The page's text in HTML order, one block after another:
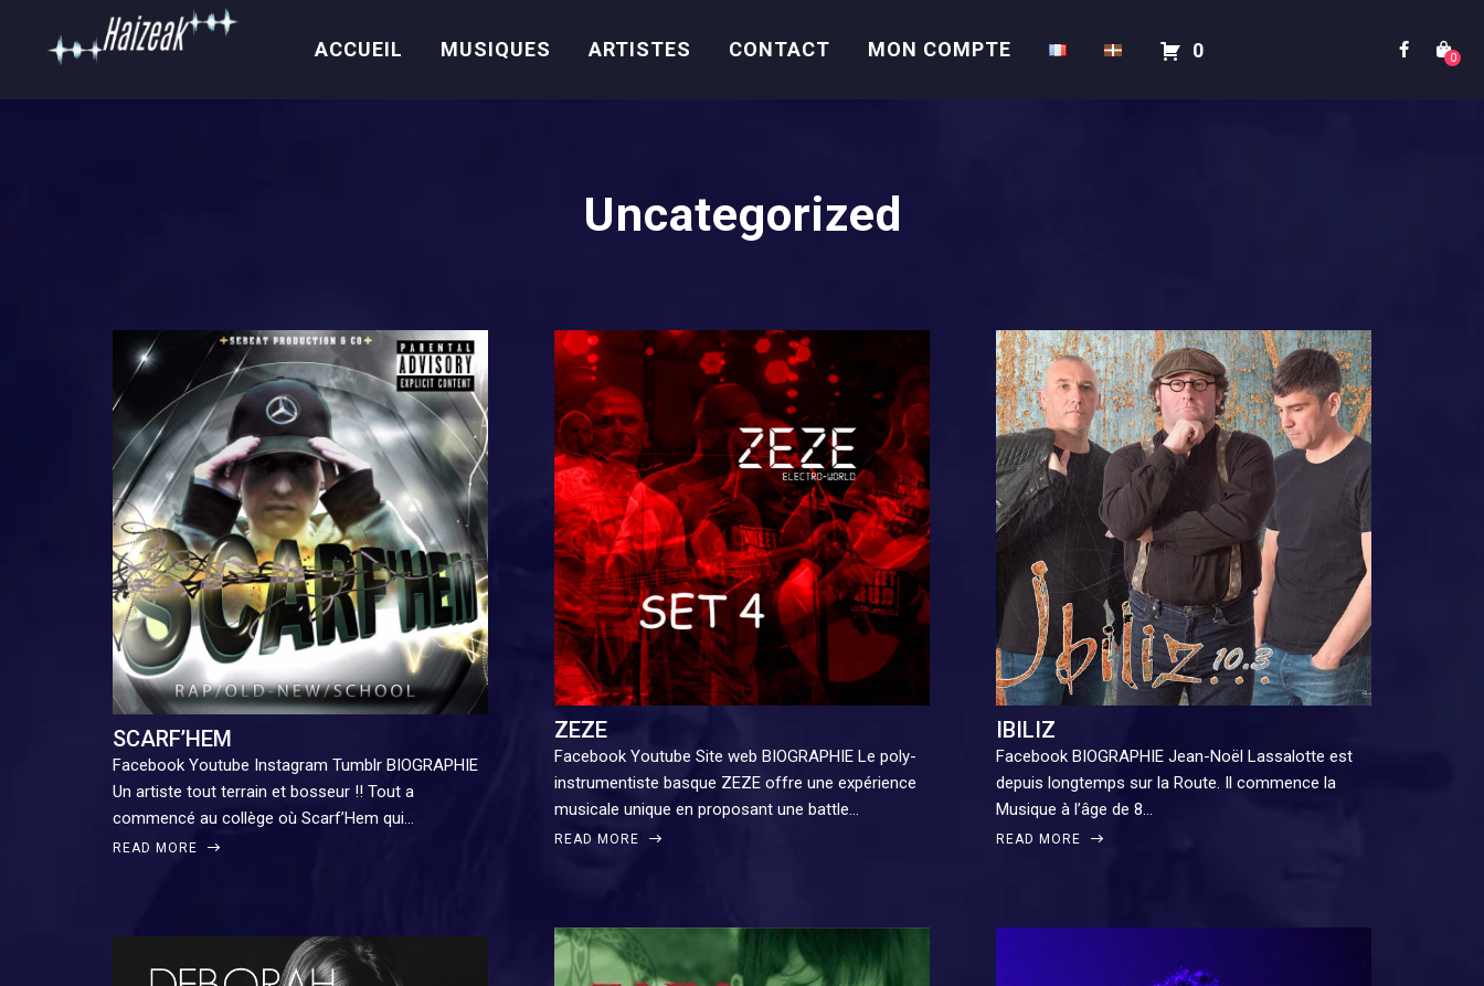
0
ACCUEIL MUSIQUES ARTISTES CONTACT MON COMPTE 0
Uncategorized
SCARF’HEM
Facebook Youtube Instagram Tumblr BIOGRAPHIE
Un artiste tout terrain et bosseur !! Tout a
commencé au collège où Scarf’Hem qui…
READ MORE
ZEZE
Facebook Youtube Site web BIOGRAPHIE Le poly-
instrumentiste basque ZEZE offre une expérience
musicale unique en proposant une battle…
READ MORE
IBILIZ
Facebook BIOGRAPHIE Jean-Noël Lassalotte est
depuis longtemps sur la Route. Il commence la
Musique à l’âge de 8…
READ MORE